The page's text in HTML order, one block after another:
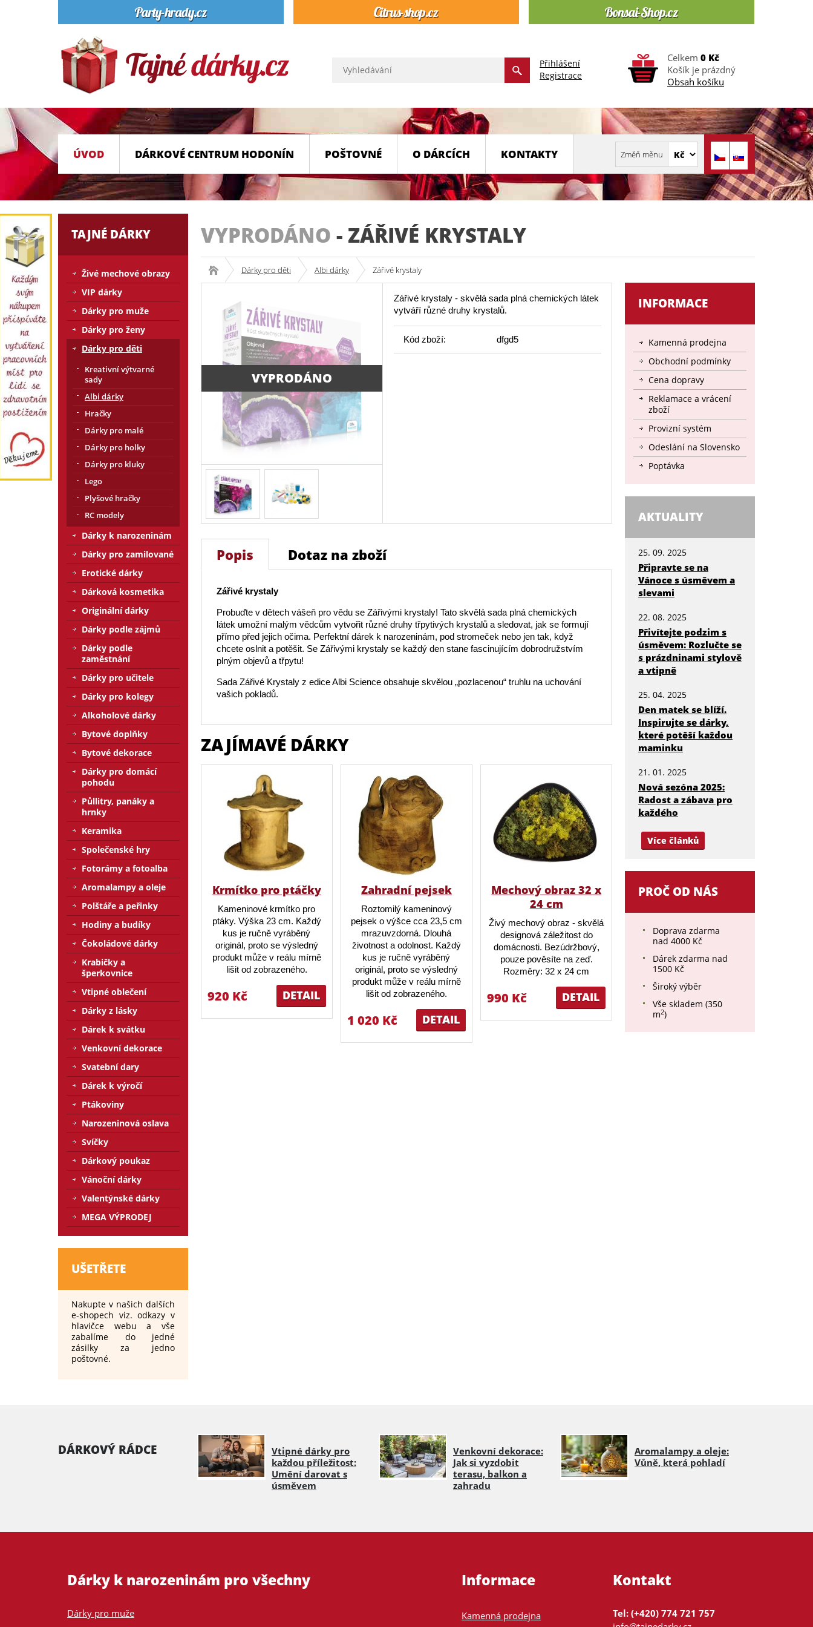
Přihlášení
Registrace
Celkem 0 Kč
Košík je prázdný
Obsah košíku
ÚVOD DÁRKOVÉ CENTRUM HODONÍN POŠTOVNÉ O DÁRCÍCH KONTAKTY
VYPRODÁNO - ZÁŘIVÉ KRYSTALY
Dárky pro děti Albi dárky Zářivé krystaly
VYPRODÁNO
Zářivé krystaly - skvělá sada plná chemických látek
vytváří různé druhy krystalů.
Kód zboží: dfgd5
Popis Dotaz na zboží
Zářivé krystaly
Probuďte v dětech vášeň pro vědu se Zářivými krystaly! Tato skvělá sada plná chemických
látek umožní malým vědcům vytvořit různé druhy třpytivých krystalů a sledovat, jak se formují
přímo před jejich očima. Perfektní dárek k narozeninám, pod stromeček nebo jen tak, když
chcete oslnit a potěšit. Se Zářivými krystaly se každý den stane fascinujícím dobrodružstvím
plným objevů a třpytu!
Sada Zářivé Krystaly z edice Albi Science obsahuje skvělou „pozlacenou“ truhlu na uchování
vašich pokladů.
ZAJÍMAVÉ DÁRKY
Krmítko pro ptáčky
Kameninové krmítko pro
ptáky. Výška 23 cm. Každý
kus je ručně vyráběný
originál, proto se výsledný
produkt může v reálu mírně
lišit od zobrazeného.
DETAIL
920 Kč
Zahradní pejsek
Roztomilý kameninový
pejsek o výšce cca 23,5 cm
mrazuvzdorná. Dlouhá
životnost a odolnost. Každý
kus je ručně vyráběný
originál, proto se výsledný
produkt může v reálu mírně
lišit od zobrazeného.
DETAIL
1 020 Kč
Mechový obraz 32 x
24 cm
Živý mechový obraz - skvělá
designová záležitost do
domácnosti. Bezúdržbový,
pouze pověsíte na zeď.
Rozměry: 32 x 24 cm
DETAIL
990 Kč
INFORMACE
Kamenná prodejna
Obchodní podmínky
Cena dopravy
Reklamace a vrácení
zboží
Provizní systém
Odeslání na Slovensko
Poptávka
AKTUALITY
25. 09. 2025
Připravte se na
Vánoce s úsměvem a
slevami
22. 08. 2025
Přivítejte podzim s
úsměvem: Rozlučte se
s prázdninami stylově
a vtipně
25. 04. 2025
Den matek se blíží.
Inspirujte se dárky,
které potěší každou
maminku
21. 01. 2025
Nová sezóna 2025:
Radost a zábava pro
každého
Více článků
PROČ OD NÁS
Doprava zdarma
nad 4000 Kč
Dárek zdarma nad
1500 Kč
Široký výběr
Vše skladem (350
m2)
TAJNÉ DÁRKY
Živé mechové obrazy
VIP dárky
Dárky pro muže
Dárky pro ženy
Dárky pro děti
Kreativní výtvarné
sady
Albi dárky
Hračky
Dárky pro malé
Dárky pro holky
Dárky pro kluky
Lego
Plyšové hračky
RC modely
Dárky k narozeninám
Dárky pro zamilované
Erotické dárky
Dárková kosmetika
Originální dárky
Dárky podle zájmů
Dárky podle
zaměstnání
Dárky pro učitele
Dárky pro kolegy
Alkoholové dárky
Bytové doplňky
Bytové dekorace
Dárky pro domácí
pohodu
Půllitry, panáky a
hrnky
Keramika
Společenské hry
Fotorámy a fotoalba
Aromalampy a oleje
Polštáře a peřinky
Hodiny a budíky
Čokoládové dárky
Krabičky a
šperkovnice
Vtipné oblečení
Dárky z lásky
Dárek k svátku
Venkovní dekorace
Svatební dary
Dárek k výročí
Ptákoviny
Narozeninová oslava
Svíčky
Dárkový poukaz
Vánoční dárky
Valentýnské dárky
MEGA VÝPRODEJ
UŠETŘETE
Nakupte v našich dalších
e-shopech viz. odkazy v
hlavičce webu a vše
zabalíme do jedné
zásilky za jedno
poštovné.
DÁRKOVÝ RÁDCE
Vtipné dárky pro
každou příležitost:
Umění darovat s
úsměvem
Venkovní dekorace:
Jak si vyzdobit
terasu, balkon a
zahradu
Aromalampy a oleje:
Vůně, která pohladí
Dárky k narozeninám pro všechny
Dárky pro muže
Informace
Kamenná prodejna
Kontakt
Tel: (+420) 774 721 757